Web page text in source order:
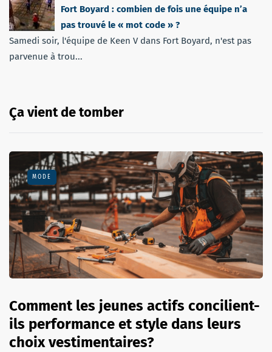
Fort Boyard : combien de fois une équipe n’a
pas trouvé le « mot code » ?
Samedi soir, l'équipe de Keen V dans Fort Boyard, n'est pas
parvenue à trou...
Ça vient de tomber
MODE
Comment les jeunes actifs concilient-
ils performance et style dans leurs
choix vestimentaires?